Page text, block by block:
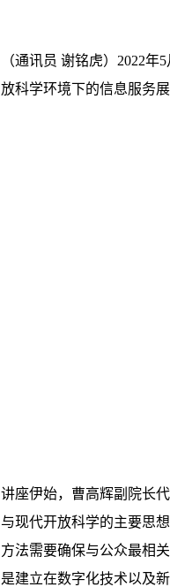
（通讯员 谢铭虎）2022
放科学环境下的信息服务
讲座伊始，曹高辉副院长
与现代开放科学的主要思
方法需要确保与公众最相
是建立在数字化技术以及